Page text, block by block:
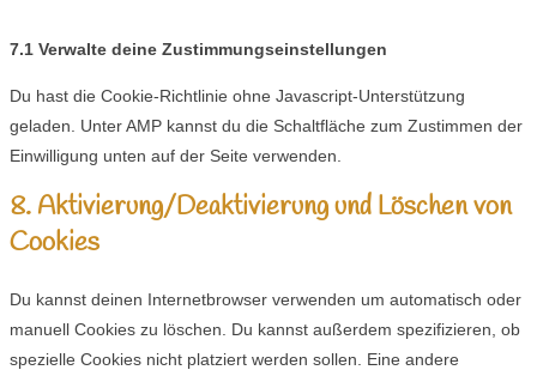
7.1 Verwalte deine Zustimmungseinstellungen
Du hast die Cookie-Richtlinie ohne Javascript-Unterstützung
geladen. Unter AMP kannst du die Schaltfläche zum Zustimmen der
Einwilligung unten auf der Seite verwenden.
8. Aktivierung/Deaktivierung und Löschen von
Cookies
Du kannst deinen Internetbrowser verwenden um automatisch oder
manuell Cookies zu löschen. Du kannst außerdem spezifizieren, ob
spezielle Cookies nicht platziert werden sollen. Eine andere